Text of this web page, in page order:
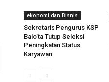
ekonomi dan Bisnis
Sekretaris Pengurus KSP
Balo’ta Tutup Seleksi
Peningkatan Status
Karyawan